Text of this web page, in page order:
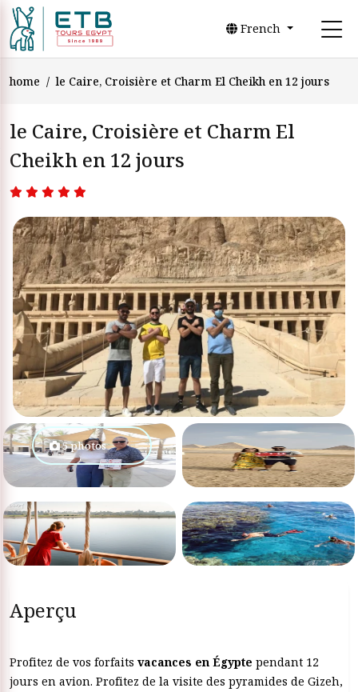
French
home le Caire, Croisière et Charm El Cheikh en 12 jours
le Caire, Croisière et Charm El
Cheikh en 12 jours
5 photos
Aperçu
Profitez de vos forfaits vacances en Égypte pendant 12
jours en avion. Profitez de la visite des pyramides de Gizeh,